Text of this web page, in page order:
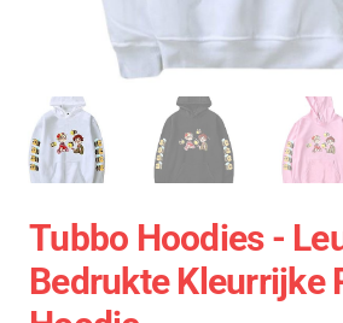
Tubbo Hoodies -
Bedrukte Kleurrijke